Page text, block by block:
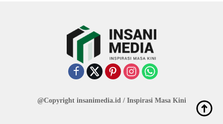
@Copyright insanimedia.id / Inspirasi Masa Kini